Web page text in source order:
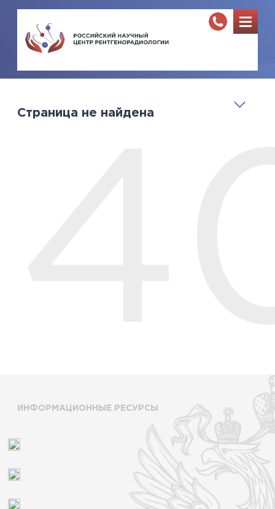
Страница не найдена
ИНФОРМАЦИОННЫЕ РЕСУРСЫ